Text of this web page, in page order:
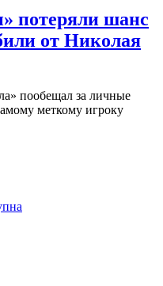
потеряли шанс
от Николая
пообещал за личные
меткому игроку